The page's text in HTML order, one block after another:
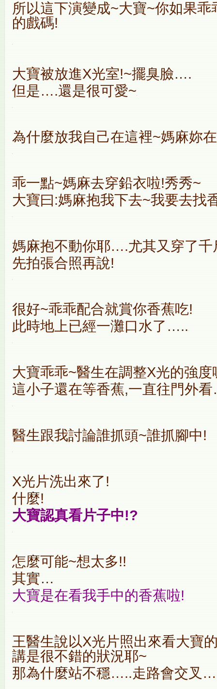
所以這下演變成~大寶~你如果
的戲碼!
大寶被放進X光室!~擺臭臉….
但是….還是很可愛~
為什麼放我自己在這裡~媽麻妳
乖一點~媽麻去穿鉛衣啦!秀秀~
大寶曰:媽麻抱我下去~我要去找
媽麻抱不動你耶….尤其又穿了
先拍張合照再說!
很好~乖乖配合就賞你香蕉吃!
此時地上已經一灘口水了…..
大寶乖乖~醫生在調整X光的強度
這小子還在等香蕉,一直往門外
醫生跟我討論誰抓頭~誰抓腳中!
X光片洗出來了!
什麼!
大寶認真看片子中!?
怎麼可能~想太多!!
其實…
大寶是在看我手中的香蕉啦!
王醫生說以X光片照出來看大寶
講是很不錯的狀況耶~
那為什麼站不穩…..走路會交叉